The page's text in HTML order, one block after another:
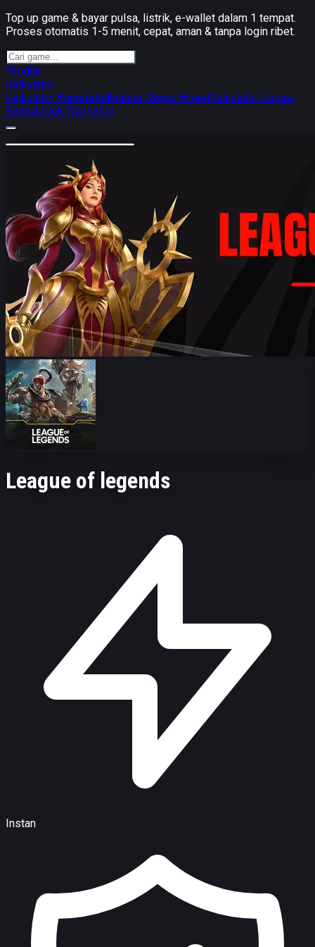
Top up game & bayar pulsa, listrik, e-wallet dalam 1 tempat.
Proses otomatis 1-5 menit, cepat, aman & tanpa login ribet.
Produk
Kalkulator
Kalkulator WinrateKalkulator Magic WheelKalkulator Zodiac
BantuanCek Transaksi
League of legends
Instan